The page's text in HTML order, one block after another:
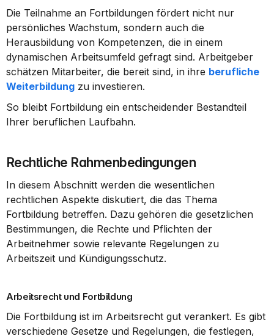
Die Teilnahme an Fortbildungen fördert nicht nur
persönliches Wachstum, sondern auch die
Herausbildung von Kompetenzen, die in einem
dynamischen Arbeitsumfeld gefragt sind. Arbeitgeber
schätzen Mitarbeiter, die bereit sind, in ihre berufliche
Weiterbildung zu investieren.
So bleibt Fortbildung ein entscheidender Bestandteil
Ihrer beruflichen Laufbahn.
Rechtliche Rahmenbedingungen
In diesem Abschnitt werden die wesentlichen
rechtlichen Aspekte diskutiert, die das Thema
Fortbildung betreffen. Dazu gehören die gesetzlichen
Bestimmungen, die Rechte und Pflichten der
Arbeitnehmer sowie relevante Regelungen zu
Arbeitszeit und Kündigungsschutz.
Arbeitsrecht und Fortbildung
Die Fortbildung ist im Arbeitsrecht gut verankert. Es gibt
verschiedene Gesetze und Regelungen, die festlegen,